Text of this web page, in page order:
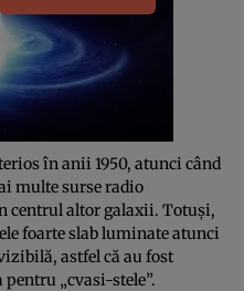
în anii 1950, atunci când
multe surse radio
centrul altor galaxii. Totuși,
foarte slab luminate atunci
astfel că au fost
„cvasi-stele”.